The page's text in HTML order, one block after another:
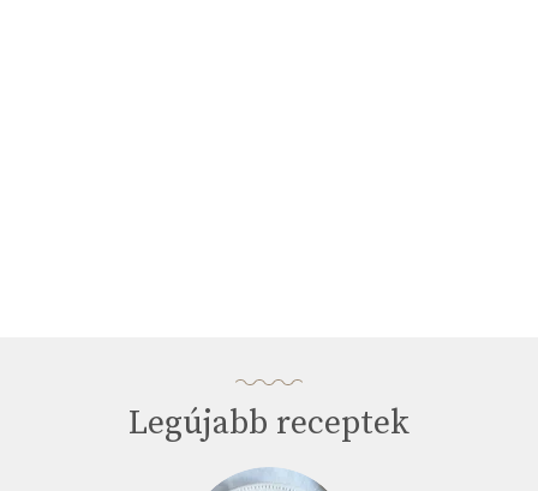
Legújabb receptek